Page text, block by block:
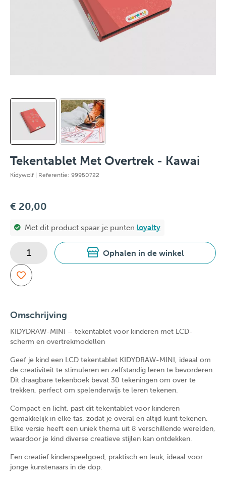
Tekentablet Met Overtrek - Kawai
Kidywolf | Referentie: 99950722
€ 20,00
Met dit product spaar je punten loyalty
Ophalen in de winkel
Omschrijving
KIDYDRAW-MINI – tekentablet voor kinderen met LCD-
scherm en overtrekmodellen
Geef je kind een LCD tekentablet KIDYDRAW-MINI, ideaal om
de creativiteit te stimuleren en zelfstandig leren te bevorderen.
Dit draagbare tekenboek bevat 30 tekeningen om over te
trekken, perfect om spelenderwijs te leren tekenen.
Compact en licht, past dit tekentablet voor kinderen
gemakkelijk in elke tas, zodat je overal en altijd kunt tekenen.
Elke versie heeft een uniek thema uit 8 verschillende werelden,
waardoor je kind diverse creatieve stijlen kan ontdekken.
Een creatief kinderspeelgoed, praktisch en leuk, ideaal voor
jonge kunstenaars in de dop.